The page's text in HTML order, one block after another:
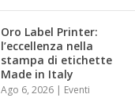
Oro Label Printer:
l’eccellenza nella
stampa di etichette
Made in Italy
Ago 6, 2026 | Eventi